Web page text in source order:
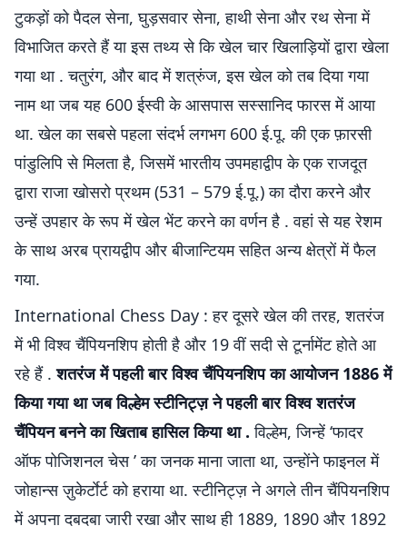
टुकड़ों को पैदल सेना, घुड़सवार सेना, हाथी सेना और रथ सेना में
विभाजित करते हैं या इस तथ्य से कि खेल चार खिलाड़ियों द्वारा खेला
गया था . चतुरंग, और बाद में शत्रुंज, इस खेल को तब दिया गया
नाम था जब यह 600 ईस्वी के आसपास सस्सानिद फारस में आया
था. खेल का सबसे पहला संदर्भ लगभग 600 ई.पू. की एक फ़ारसी
पांडुलिपि से मिलता है, जिसमें भारतीय उपमहाद्वीप के एक राजदूत
द्वारा राजा खोसरो प्रथम (531 – 579 ई.पू.) का दौरा करने और
उन्हें उपहार के रूप में खेल भेंट करने का वर्णन है . वहां से यह रेशम
के साथ अरब प्रायद्वीप और बीजान्टियम सहित अन्य क्षेत्रों में फैल
गया.
International Chess Day : हर दूसरे खेल की तरह, शतरंज
में भी विश्व चैंपियनशिप होती है और 19 वीं सदी से टूर्नामेंट होते आ
रहे हैं .शतरंज में पहली बार विश्व चैंपियनशिप का आयोजन 1886 में
किया गया था जब विल्हेम स्टीनिट्ज़ ने पहली बार विश्व शतरंज
चैंपियन बनने का खिताब हासिल किया था .विल्हेम, जिन्हें ‘फादर
ऑफ पोजिशनल चेस ’ का जनक माना जाता था, उन्होंने फाइनल में
जोहान्स ज़ुकेर्टाेर्ट को हराया था. स्टीनिट्ज़ ने अगले तीन चैंपियनशिप
में अपना दबदबा जारी रखा और साथ ही 1889, 1890 और 1892